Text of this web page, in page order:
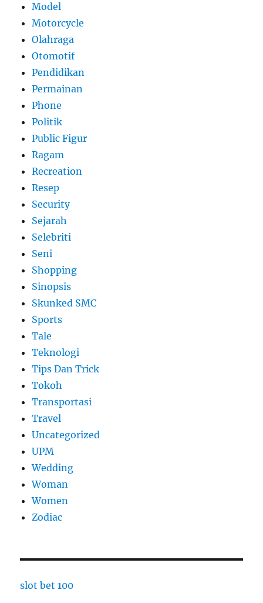
Model
Motorcycle
Olahraga
Otomotif
Pendidikan
Permainan
Phone
Politik
Public Figur
Ragam
Recreation
Resep
Security
Sejarah
Selebriti
Seni
Shopping
Sinopsis
Skunked SMC
Sports
Tale
Teknologi
Tips Dan Trick
Tokoh
Transportasi
Travel
Uncategorized
UPM
Wedding
Woman
Women
Zodiac
slot bet 100